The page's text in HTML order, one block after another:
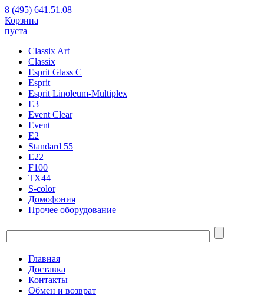
8 (495) 641.51.08
Корзина
пуста
Classix Art
Classix
Esprit Glass C
Esprit
Esprit Linoleum-Multiplex
E3
Event Clear
Event
E2
Standard 55
E22
F100
TX44
S-color
Домофония
Прочее оборудование
Главная
Доставка
Контакты
Обмен и возврат